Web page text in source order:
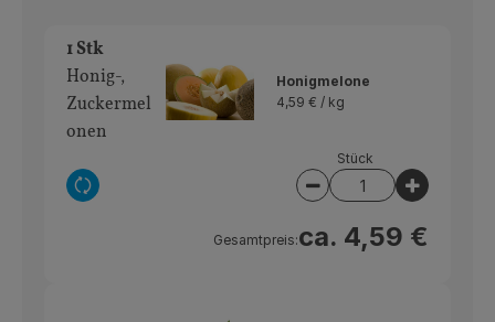
Über uns
1 Stk
Honig-,
Zuckermel
onen
Auswahl ändern
Honigmelone
4,59 € / kg
Stück
Artikelanzahl
Gesamtpreis:ca. 4,59 €